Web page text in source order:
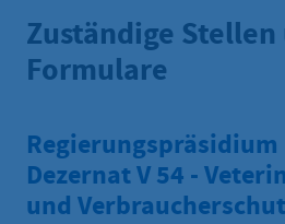
Zuständige Stellen
Formulare
Dezernat V 54 -
und